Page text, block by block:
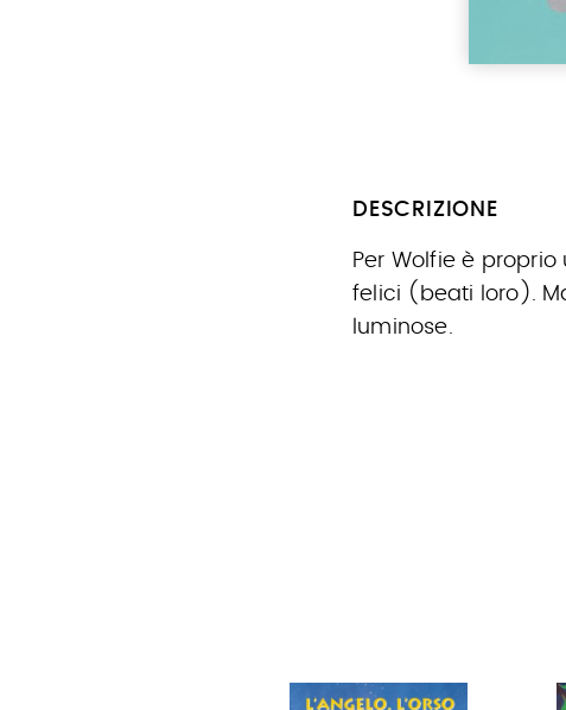
DESCRIZIONE
Per Wolfie è
felici (beati loro).
luminose.